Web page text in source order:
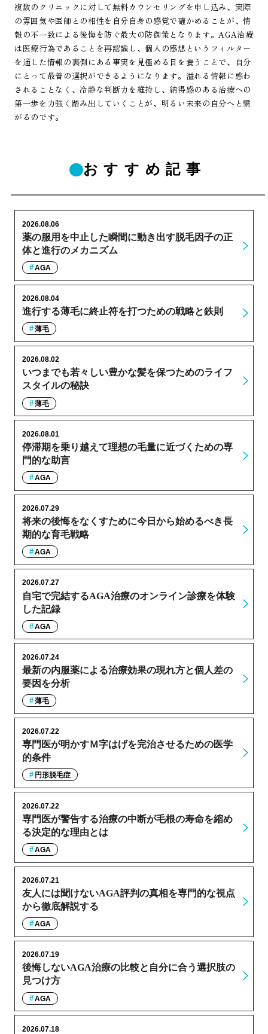
複数のクリニックに対して無料カウンセリングを申し込み、実際
の雰囲気や医師との相性を自分自身の感覚で確かめることが、情
報の不一致による後悔を防ぐ最大の防御策となります。AGA治療
は医療行為であることを再認識し、個人の感想というフィルター
を通した情報の裏側にある事実を見極める目を養うことで、自分
にとって最善の選択ができるようになります。溢れる情報に惑わ
されることなく、冷静な判断力を維持し、納得感のある治療への
第一歩を力強く踏み出していくことが、明るい未来の自分へと繋
がるのです。
おすすめ記事
薬の服用を中止した瞬間に動き出す脱毛因子の正
体と進行のメカニズム
2026.08.06
AGA
進行する薄毛に終止符を打つための戦略と鉄則
2026.08.04
薄毛
いつまでも若々しい豊かな髪を保つためのライフ
スタイルの秘訣
2026.08.02
薄毛
停滞期を乗り越えて理想の毛量に近づくための専
門的な助言
2026.08.01
AGA
将来の後悔をなくすために今日から始めるべき長
期的な育毛戦略
2026.07.29
AGA
自宅で完結するAGA治療のオンライン診療を体験
した記録
2026.07.27
AGA
最新の内服薬による治療効果の現れ方と個人差の
要因を分析
2026.07.24
薄毛
専門医が明かすＭ字はげを完治させるための医学
的条件
2026.07.22
円形脱毛症
専門医が警告する治療の中断が毛根の寿命を縮め
る決定的な理由とは
2026.07.22
AGA
友人には聞けないAGA評判の真相を専門的な視点
から徹底解説する
2026.07.21
AGA
後悔しないAGA治療の比較と自分に合う選択肢の
見つけ方
2026.07.19
AGA
2026.07.18